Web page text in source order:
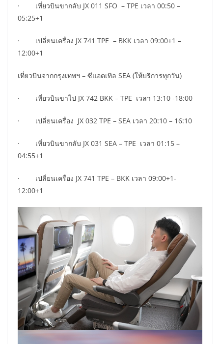
· เที่ยวบินขากลับ JX 011 SFO – TPE เวลา 00:50 –
05:25+1
· เปลี่ยนเครื่อง JX 741 TPE – BKK เวลา 09:00+1 –
12:00+1
เที่ยวบินจากกรุงเทพฯ – ซีแอตเทิล SEA (ให้บริการทุกวัน)
· เที่ยวบินขาไป JX 742 BKK – TPE เวลา 13:10 -18:00
· เปลี่ยนเครื่อง JX 032 TPE – SEA เวลา 20:10 – 16:10
· เที่ยวบินขากลับ JX 031 SEA – TPE เวลา 01:15 –
04:55+1
· เปลี่ยนเครื่อง JX 741 TPE – BKK เวลา 09:00+1-
12:00+1